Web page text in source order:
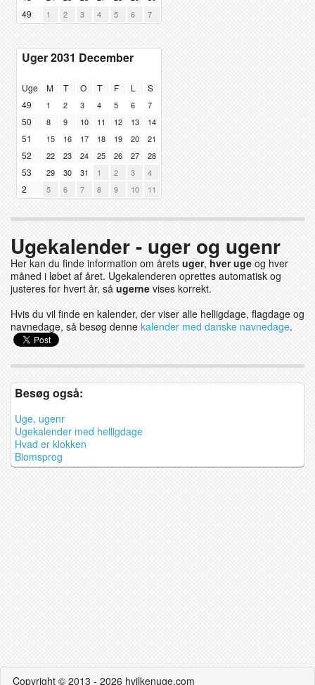
49 1 2 3 4 5 6 7
Uger 2031 December
Uge M T O T F L
S
49
1 2 3 4 5 6 7
50 8 9 10 11 12 13 14
51 15 16 17 18 19 20 21
52 22 23 24 25 26 27 28
53 29 30 31 1 2 3 4
2 5 6 7 8 9 10 11
Ugekalender - uger og ugenr
Her kan du finde information om årets uger, hver uge og hver
måned i løbet af året. Ugekalenderen oprettes automatisk og
justeres for hvert år, så ugerne vises korrekt.
Hvis du vil finde en kalender, der viser alle helligdage, flagdage og
navnedage, så besøg denne kalender med danske navnedage.
Besøg også:
Uge, ugenr
Ugekalender med helligdage
Hvad er klokken
Blomsprog
Copyright © 2013 - 2026 hvilkenuge.com